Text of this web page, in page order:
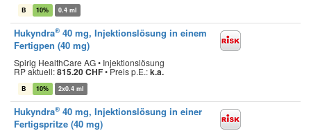
B 10% 0.4 ml
Hukyndra® 40 mg, Injektionslösung in einem
Fertigpen (40 mg)
Spirig HealthCare AG • Injektionslösung
RP aktuell:815.20 CHF•Preis p.E.:k.a.
B 10% 2x0.4 ml
Hukyndra® 40 mg, Injektionslösung in einer
Fertigspritze (40 mg)